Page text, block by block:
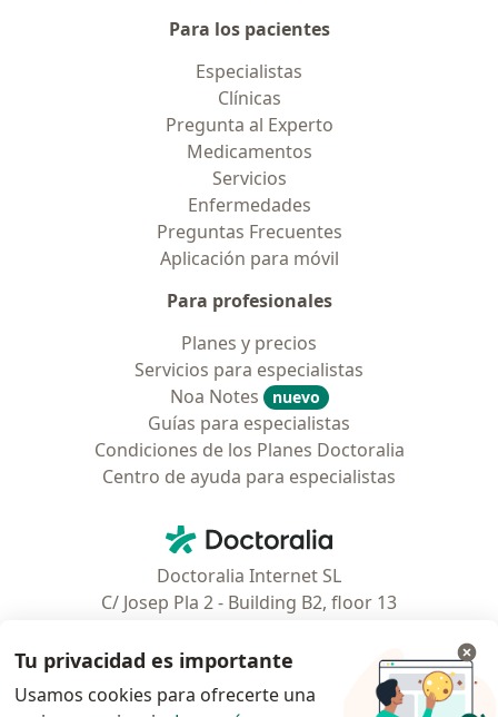
Para los pacientes
Especialistas
Clínicas
Pregunta al Experto
Medicamentos
Servicios
Enfermedades
Preguntas Frecuentes
Aplicación para móvil
Para profesionales
Planes y precios
Servicios para especialistas
Noa Notes
nuevo
Guías para especialistas
Condiciones de los Planes Doctoralia
Centro de ayuda para especialistas
Doctoralia - Página de inicio
Doctoralia Internet SL
C/ Josep Pla 2 - Building B2, floor 13
Facebook
se abre en una nueva
Tu privacidad es importante
Usamos cookies para ofrecerte una